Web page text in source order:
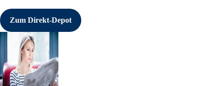
Zum Direkt-Depot